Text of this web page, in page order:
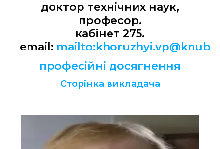
доктор технічних наук,
професор.
кабінет 275.
email:
професійні досягнення
Сторінка викладача